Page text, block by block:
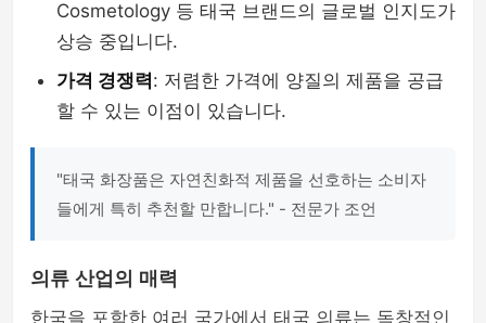
Cosmetology 등 태국 브랜드의 글로벌 인지도가
상승 중입니다.
가격 경쟁력: 저렴한 가격에 양질의 제품을 공급
할 수 있는 이점이 있습니다.
"태국 화장품은 자연친화적 제품을 선호하는 소비자
들에게 특히 추천할 만합니다." - 전문가 조언
의류 산업의 매력
한국을 포함한 여러 국가에서 태국 의류는 독창적인